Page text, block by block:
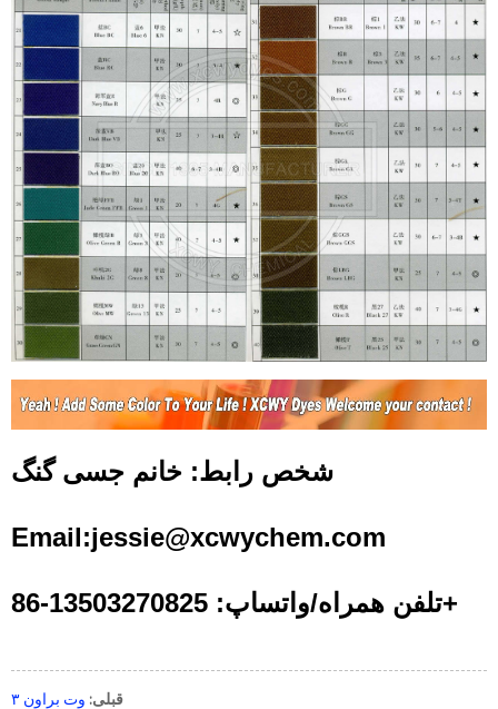
شخص رابط: خانم جسی گنگ
Email:jessie@xcwychem.com
تلفن همراه/واتساپ: 13503270825-86+
قبلی: وت براون ۳